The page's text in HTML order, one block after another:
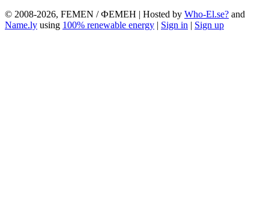
© 2008-2026, FEMEN / ФЕМЕН | Hosted by Who-El.se? and
Name.ly using 100% renewable energy | Sign in | Sign up